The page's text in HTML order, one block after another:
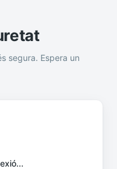
segura. Espera un